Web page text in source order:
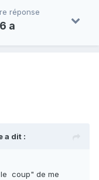
réponse
6 a
a dit :
coup" de me